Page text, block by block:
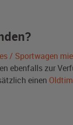
/ Sportwagen
ebenfalls zur
einen